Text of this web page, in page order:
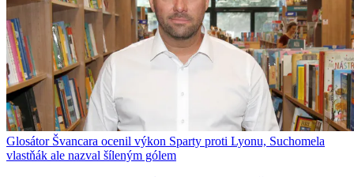
Glosátor Švancara ocenil výkon Sparty proti Lyonu, Suchomela
vlastňák ale nazval šíleným gólem